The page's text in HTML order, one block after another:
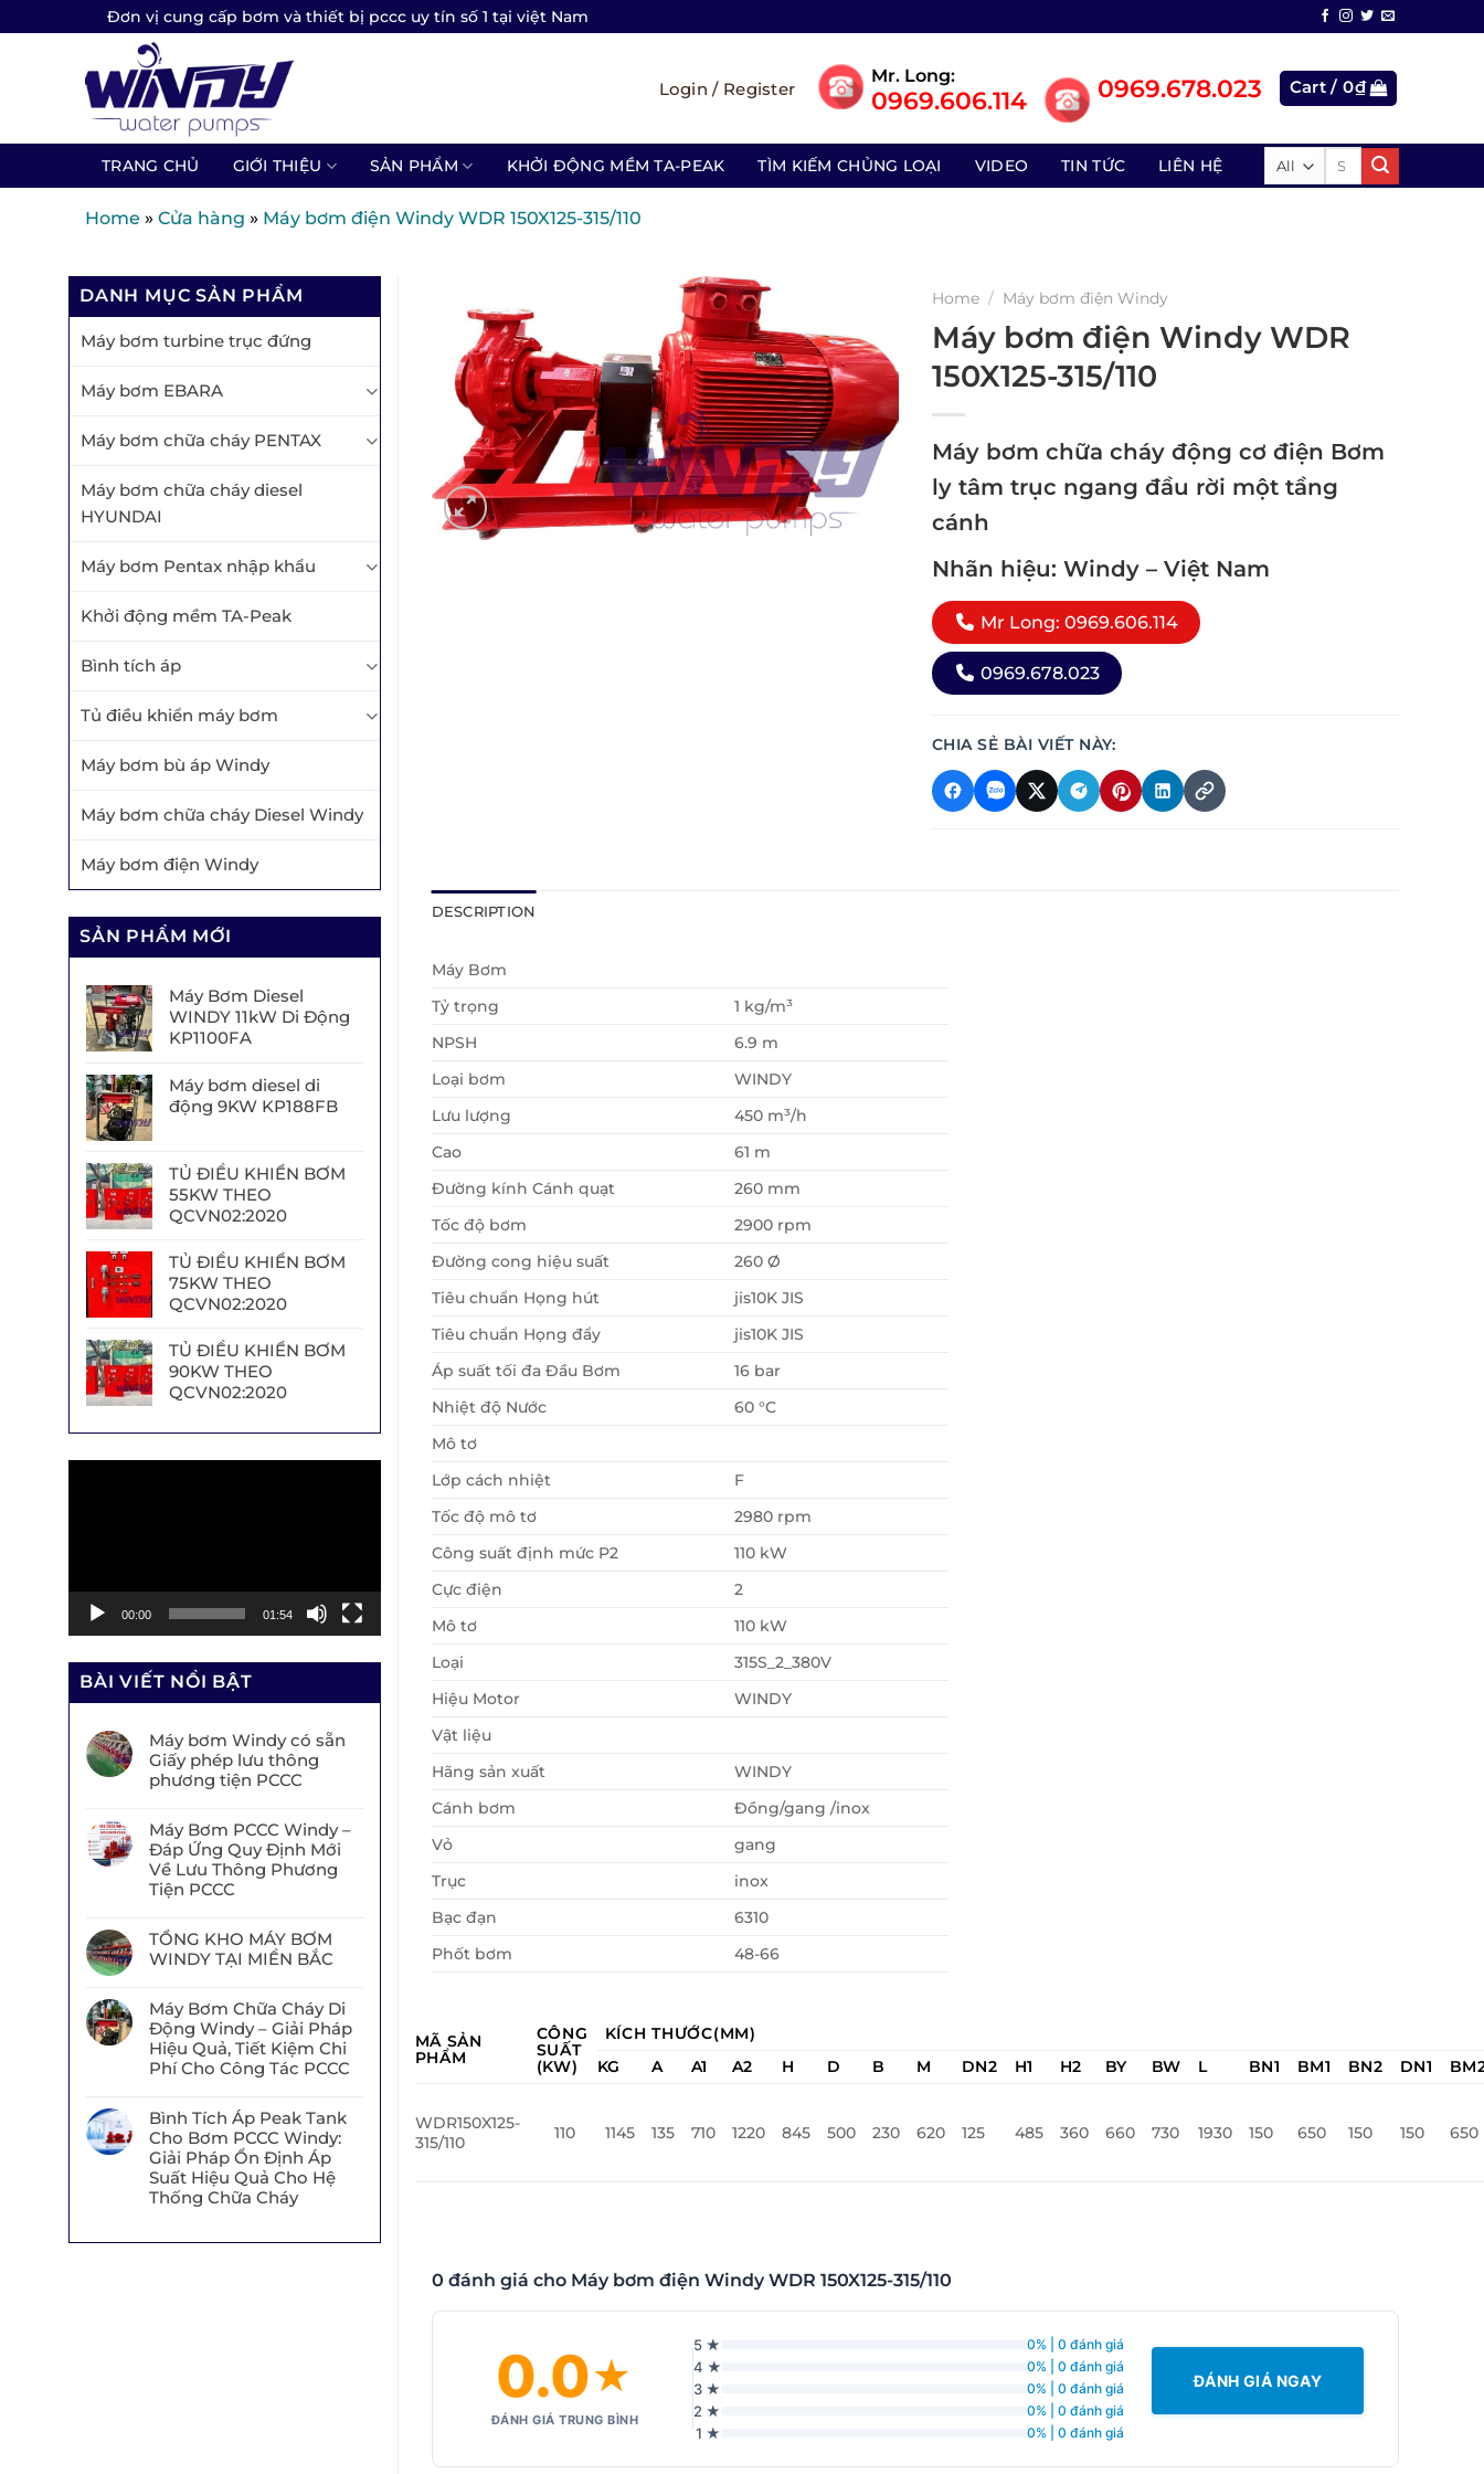
to
Đơn vị cung cấp bơm và thiết bị pccc uy tín số 1 tại việt Nam
Login / Register
Mr. Long:
0969.606.114 0969.678.023 Cart /0₫
TRANG CHỦ GIỚI THIỆU SẢN PHẨM KHỞI ĐỘNG MỀM TA-PEAK TÌM KIẾM CHỦNG LOẠI VIDEO TIN TỨC LIÊN HỆ
Home » Cửa hàng » Máy bơm điện Windy WDR 150X125-315/110
DANH MỤC SẢN PHẨM
Máy bơm turbine trục đứng
Máy bơm EBARA
Máy bơm chữa cháy PENTAX
Máy bơm chữa cháy diesel
HYUNDAI
Máy bơm Pentax nhập khẩu
Khởi động mềm TA-Peak
Bình tích áp
Tủ điều khiển máy bơm
Máy bơm bù áp Windy
Máy bơm chữa cháy Diesel Windy
Máy bơm điện Windy
SẢN PHẨM MỚI
Máy Bơm Diesel
WINDY 11kW Di Động
KP1100FA
Máy bơm diesel di
động 9KW KP188FB
TỦ ĐIỀU KHIỂN BƠM
55KW THEO
QCVN02:2020
TỦ ĐIỀU KHIỂN BƠM
75KW THEO
QCVN02:2020
TỦ ĐIỀU KHIỂN BƠM
90KW THEO
QCVN02:2020
00:00 01:54
BÀI VIẾT NỔI BẬT
Máy bơm Windy có sẵn
Giấy phép lưu thông
phương tiện PCCC
Máy Bơm PCCC Windy –
Đáp Ứng Quy Định Mới
Về Lưu Thông Phương
Tiện PCCC
TỔNG KHO MÁY BƠM
WINDY TẠI MIỀN BẮC
Máy Bơm Chữa Cháy Di
Động Windy – Giải Pháp
Hiệu Quả, Tiết Kiệm Chi
Phí Cho Công Tác PCCC
Bình Tích Áp Peak Tank
Cho Bơm PCCC Windy:
Giải Pháp Ổn Định Áp
Suất Hiệu Quả Cho Hệ
Thống Chữa Cháy
Home / Máy bơm điện Windy
Máy bơm điện Windy WDR
150X125-315/110
Máy bơm chữa cháy động cơ điện Bơm
ly tâm trục ngang đầu rời một tầng
cánh
Nhãn hiệu: Windy – Việt Nam
Mr Long: 0969.606.114
0969.678.023
CHIA SẺ BÀI VIẾT NÀY:
DESCRIPTION
Máy Bơm
Tỷ trọng
1 kg/m³
NPSH
6.9 m
Loại bơm
WINDY
Lưu lượng
450 m³/h
Cao
61 m
Đường kính Cánh quạt
260 mm
Tốc độ bơm
2900 rpm
Đường cong hiệu suất
260 Ø
Tiêu chuẩn Họng hút
jis10K JIS
Tiêu chuẩn Họng đẩy
jis10K JIS
Áp suất tối đa Đầu Bơm
16 bar
Nhiệt độ Nước
60 °C
Mô tơ
Lớp cách nhiệt
F
Tốc độ mô tơ
2980 rpm
Công suất định mức P2
110 kW
Cực điện
2
Mô tơ
110 kW
Loại
315S_2_380V
Hiệu Motor
WINDY
Vật liệu
Hãng sản xuất
WINDY
Cánh bơm
Đồng/gang /inox
Vỏ
gang
Trục
inox
Bạc đạn
6310
Phốt bơm
48-66
MÃ SẢN
PHẨM
CÔNG
SUẤT
(KW)
KÍCH THƯỚC(MM)
KG
A A1 A2 H D B M DN2 H1 H2 BY BW L BN1 BM1 BN2 DN1
WDR150X125-
315/110
110 1145 135 710 1220 845 500 230 620 125 485 360 660 730 1930 150 650 150 150 650
0 đánh giá cho Máy bơm điện Windy WDR 150X125-315/110
0.0★
ĐÁNH GIÁ TRUNG BÌNH
5 ★ 0% | 0 đánh giá
4 ★ 0% | 0 đánh giá
3 ★ 0% | 0 đánh giá
2 ★ 0% | 0 đánh giá
1 ★ 0% | 0 đánh giá
ĐÁNH GIÁ NGAY